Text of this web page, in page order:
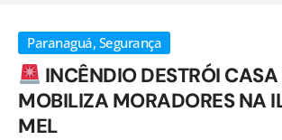
Paranaguá, Segurança
INCÊNDIO DESTRÓI CASA
MOBILIZA MORADORES NA
MEL